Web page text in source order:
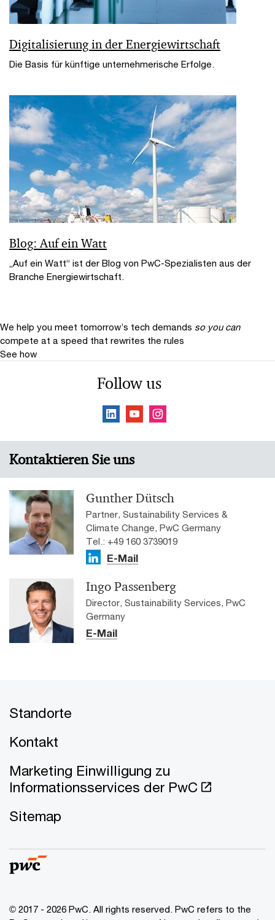
Digitalisierung in der Energiewirtschaft
Die Basis für künftige unternehmerische Erfolge.
Blog: Auf ein Watt
„Auf ein Watt“ ist der Blog von PwC-Spezialisten aus der
Branche Energiewirtschaft.
We help you meet tomorrow’s tech demands so you can
compete at a speed that rewrites the rules
See how
Follow us
Kontaktieren Sie uns
Gunther Dütsch
Partner, Sustainability Services &
Climate Change, PwC Germany
Tel.: +49 160 3739019
E-Mail
Ingo Passenberg
Director, Sustainability Services, PwC
Germany
E-Mail
Standorte
Kontakt
Marketing Einwilligung zu
Informationsservices der PwC
Sitemap
© 2017 - 2026 PwC. All rights reserved. PwC refers to the